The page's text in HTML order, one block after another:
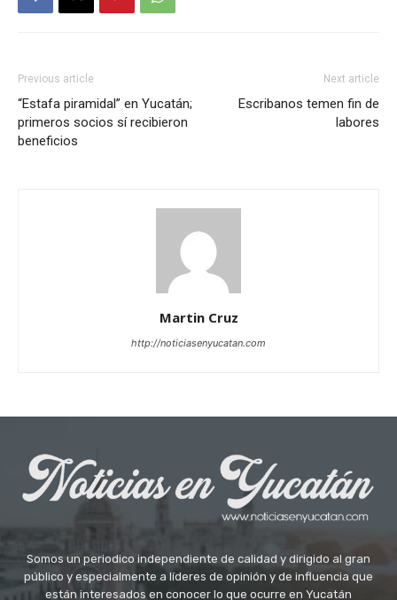
Previous article
“Estafa piramidal” en Yucatán;
primeros socios sí recibieron
beneficios
Next article
Escribanos temen fin de
labores
Martin Cruz
http://noticiasenyucatan.com
Somos un periodico independiente de calidad y dirigido al gran
público y especialmente a líderes de opinión y de influencia que
están interesados en conocer lo que ocurre en Yucatán